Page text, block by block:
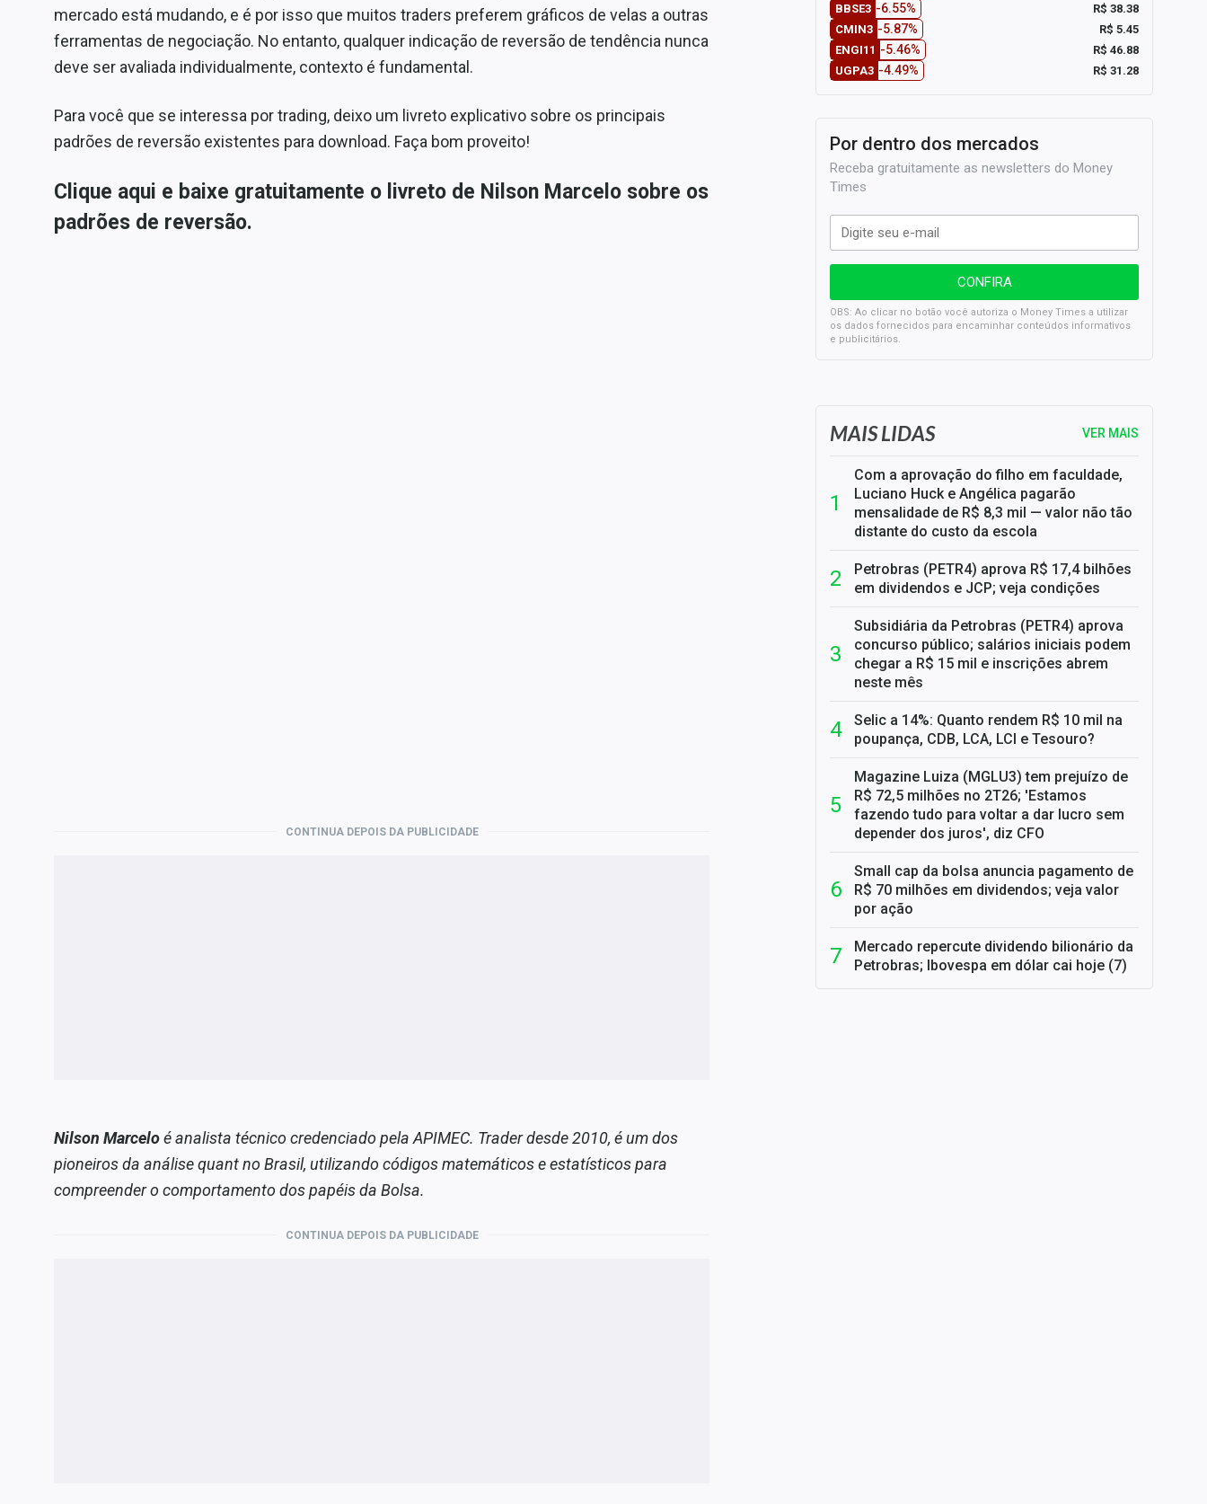
mercado está mudando, e é por isso que muitos traders preferem gráficos de velas a outras
ferramentas de negociação. No entanto, qualquer indicação de reversão de tendência nunca
deve ser avaliada individualmente, contexto é fundamental.
Para você que se interessa por trading, deixo um livreto explicativo sobre os principais
padrões de reversão existentes para download. Faça bom proveito!
Clique aqui e baixe gratuitamente o livreto de Nilson Marcelo sobre os
padrões de reversão.
CONTINUA DEPOIS DA PUBLICIDADE
Nilson Marceloé analista técnico credenciado pela APIMEC. Trader desde 2010, é um dos
pioneiros da análise quant no Brasil, utilizando códigos matemáticos e estatísticos para
compreender o comportamento dos papéis da Bolsa.
CONTINUA DEPOIS DA PUBLICIDADE
BBSE3 -6.55%
R$ 38.38
CMIN3 -5.87%
R$ 5.45
ENGI11 -5.46%
R$ 46.88
UGPA3 -4.49% R$ 31.28
Por dentro dos mercados
Receba gratuitamente as newsletters do Money
Times
OBS: Ao clicar no botão você autoriza o Money Times a utilizar
os dados fornecidos para encaminhar conteúdos informativos
e publicitários.
SELIC em 14%: A repercussão da decisão sobre os JUROS
MAIS LIDAS VER MAIS
Com a aprovação do filho em faculdade,
Luciano Huck e Angélica pagarão
mensalidade de R$ 8,3 mil — valor não tão
distante do custo da escola
Petrobras (PETR4) aprova R$ 17,4 bilhões
em dividendos e JCP; veja condições
Subsidiária da Petrobras (PETR4) aprova
concurso público; salários iniciais podem
chegar a R$ 15 mil e inscrições abrem
neste mês
Selic a 14%: Quanto rendem R$ 10 mil na
poupança, CDB, LCA, LCI e Tesouro?
Magazine Luiza (MGLU3) tem prejuízo de
R$ 72,5 milhões no 2T26; 'Estamos
fazendo tudo para voltar a dar lucro sem
depender dos juros', diz CFO
Small cap da bolsa anuncia pagamento de
R$ 70 milhões em dividendos; veja valor
por ação
Mercado repercute dividendo bilionário da
Petrobras; Ibovespa em dólar cai hoje (7)